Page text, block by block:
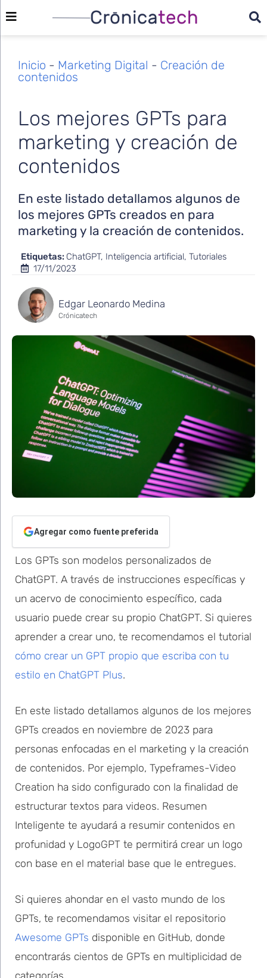
Inicio - Marketing Digital - Creación de
contenidos
Los mejores GPTs para
marketing y creación de
contenidos
En este listado detallamos algunos de
los mejores GPTs creados en para
marketing y la creación de contenidos.
Etiquetas: ChatGPT, Inteligencia artificial, Tutoriales
17/11/2023
Edgar Leonardo Medina
Crónicatech
Agregar como fuente preferida
Los GPTs son modelos personalizados de
ChatGPT. A través de instrucciones específicas y
un acervo de conocimiento específico, cada
usuario puede crear su propio ChatGPT. Si quieres
aprender a crear uno, te recomendamos el tutorial
cómo crear un GPT propio que escriba con tu
estilo en ChatGPT Plus.
En este listado detallamos algunos de los mejores
GPTs creados en noviembre de 2023 para
personas enfocadas en el marketing y la creación
de contenidos. Por ejemplo, Typeframes-Video
Creation ha sido configurado con la finalidad de
estructurar textos para videos. Resumen
Inteligente te ayudará a resumir contenidos en
profunidad y LogoGPT te permitirá crear un logo
con base en el material base que le entregues.
Si quieres ahondar en el vasto mundo de los
GPTs, te recomendamos visitar el repositorio
Awesome GPTs disponible en GitHub, donde
encontrarás cientos de GPTs en multiplicidad de
categorías.